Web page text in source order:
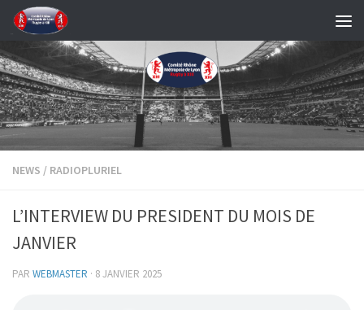
Skip to content
NEWS / RADIOPLURIEL
L’INTERVIEW DU PRESIDENT DU MOIS DE
JANVIER
PAR WEBMASTER · 8 JANVIER 2025